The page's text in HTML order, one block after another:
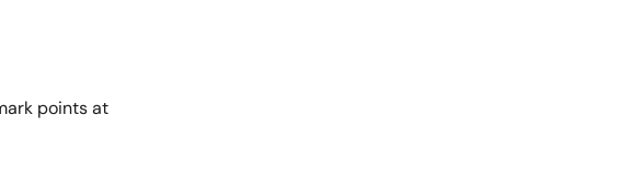
points at